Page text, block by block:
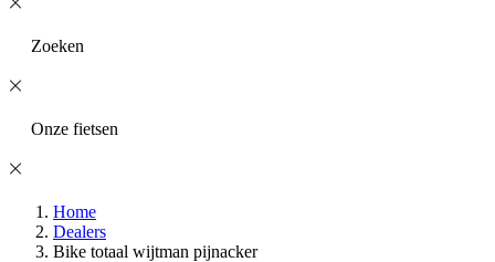
Zoeken
Onze fietsen
Home
Dealers
Bike totaal wijtman pijnacker